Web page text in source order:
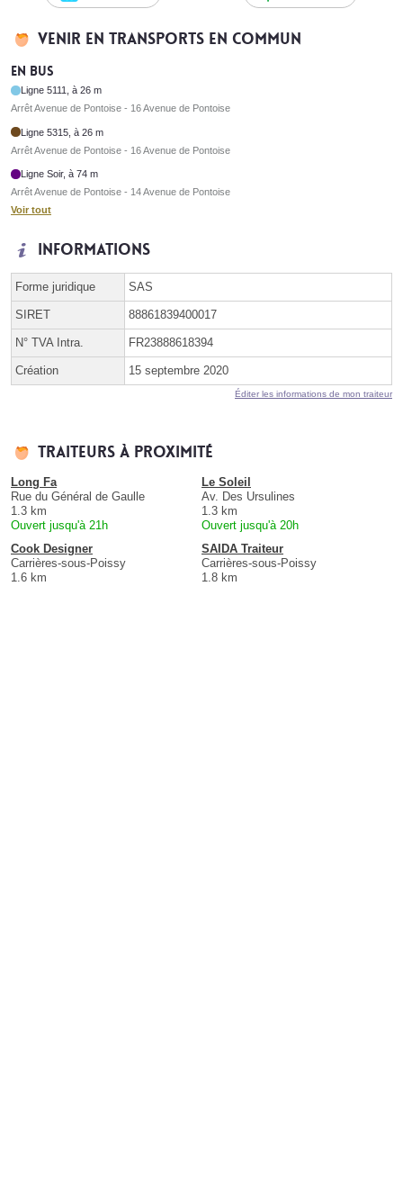
Venir en transports en commun
En bus
Ligne 5111, à 26 m
Arrêt Avenue de Pontoise - 16 Avenue de Pontoise
Ligne 5315, à 26 m
Arrêt Avenue de Pontoise - 16 Avenue de Pontoise
Ligne Soir, à 74 m
Arrêt Avenue de Pontoise - 14 Avenue de Pontoise
Voir tout
Informations
Forme juridique SAS
SIRET 88861839400017
N° TVA Intra. FR23888618394
Création 15 septembre 2020
Éditer les informations de mon traiteur
Traiteurs à proximité
Long Fa
Rue du Général de Gaulle
1.3 km
Ouvert jusqu'à 21h
Le Soleil
Av. Des Ursulines
1.3 km
Ouvert jusqu'à 20h
Cook Designer
Carrières-sous-Poissy
1.6 km
SAIDA Traiteur
Carrières-sous-Poissy
1.8 km